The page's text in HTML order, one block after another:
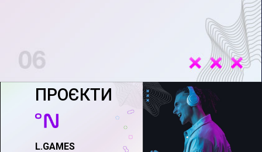
ПРОЄКТИ
L.GAMES